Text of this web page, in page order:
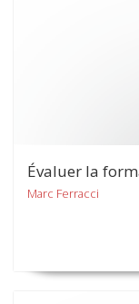
Évaluer la
Marc Ferracci